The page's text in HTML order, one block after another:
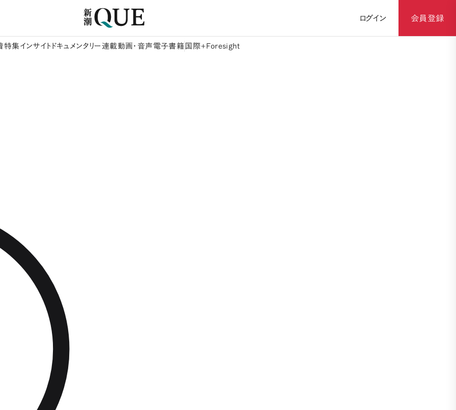
ログイン 会員登録
特集 インサイト ドキュメンタリー 連載動画・音声 電子書籍 国際+Foresight